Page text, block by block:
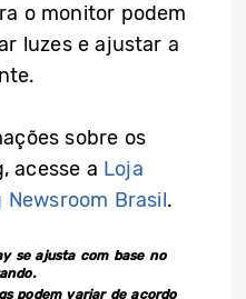
o monitor podem
luzes e ajustar a
sobre os
acesse a Loja
Newsroom Brasil.
se ajusta com base no
podem variar de acordo